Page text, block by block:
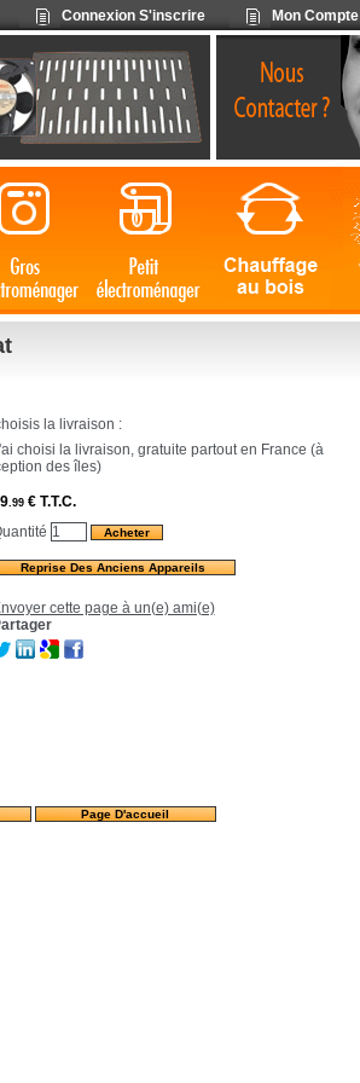
Mon Compte
Connexion S'inscrire
la livraison :
choisi la livraison, gratuite partout en France (à
des îles)
.99€ T.T.C.
Reprise Des Anciens Appareils
cette page à un(e) ami(e)